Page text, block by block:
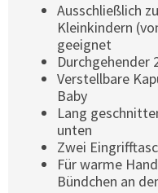
Ausschließlich
Kleinkindern
geeignet
Durchgehender
Verstellbare
Baby
Lang
unten
Zwei
Für warme
Bündchen an